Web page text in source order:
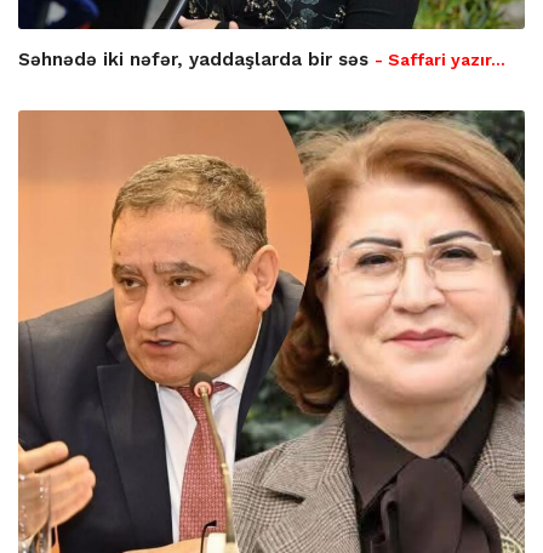
Səhnədə iki nəfər, yaddaşlarda bir səs - Saffari yazır…